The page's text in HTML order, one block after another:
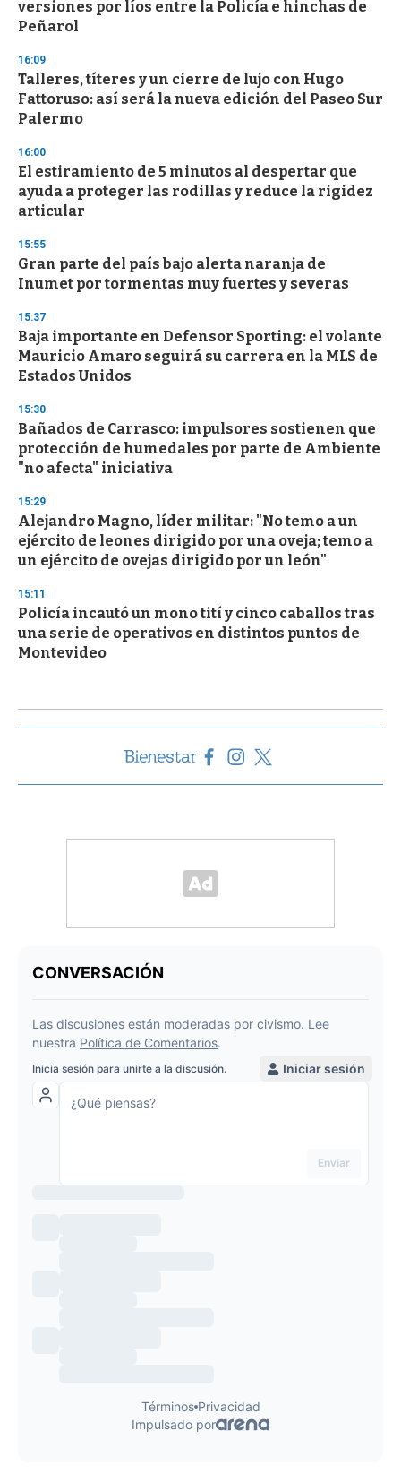
f
3
s
e
c
o
n
versiones por líos entre la Policía e hinchas de
Peñarol
16:09
Talleres, títeres y un cierre de lujo con Hugo
Fattoruso: así será la nueva edición del Paseo Sur
Palermo
16:00
El estiramiento de 5 minutos al despertar que
ayuda a proteger las rodillas y reduce la rigidez
articular
15:55
Gran parte del país bajo alerta naranja de
Inumet por tormentas muy fuertes y severas
15:37
Baja importante en Defensor Sporting: el volante
Mauricio Amaro seguirá su carrera en la MLS de
Estados Unidos
15:30
Bañados de Carrasco: impulsores sostienen que
protección de humedales por parte de Ambiente
"no afecta" iniciativa
15:29
Alejandro Magno, líder militar: "No temo a un
ejército de leones dirigido por una oveja; temo a
un ejército de ovejas dirigido por un león"
15:11
Policía incautó un mono tití y cinco caballos tras
una serie de operativos en distintos puntos de
Montevideo